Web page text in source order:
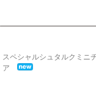
スペシャルシュタルクミニ
ア